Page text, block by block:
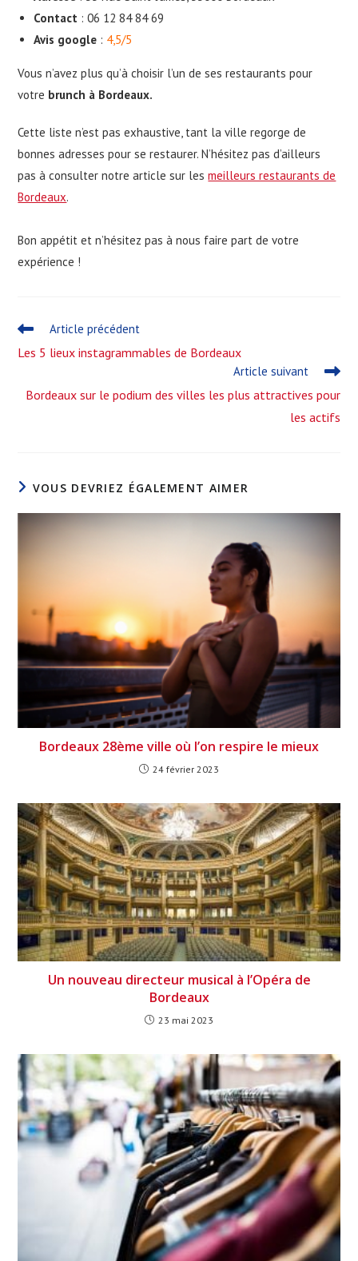
Contact : 06 12 84 84 69
Avis google : 4,5/5
Vous n’avez plus qu’à choisir l’un de ses restaurants pour
votre brunch à Bordeaux.
Cette liste n’est pas exhaustive, tant la ville regorge de
bonnes adresses pour se restaurer. N’hésitez pas d’ailleurs
pas à consulter notre article sur lesmeilleurs restaurants de
Bordeaux.
Bon appétit et n’hésitez pas à nous faire part de votre
expérience !
Read
articles
Article précédent
Les 5 lieux instagrammables de Bordeaux
Article suivant
Bordeaux sur le podium des villes les plus attractives pour
les actifs
VOUS DEVRIEZ ÉGALEMENT AIMER
Bordeaux 28ème ville où l’on respire le mieux
24 février 2023
Un nouveau directeur musical à l’Opéra de
Bordeaux
23 mai 2023